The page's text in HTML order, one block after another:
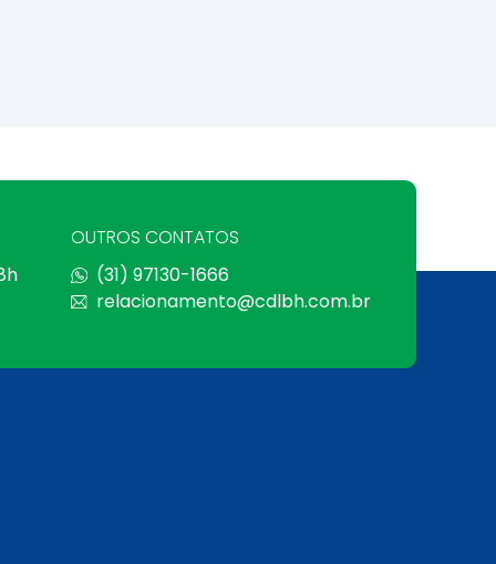
OUTROS CONTATOS
(31) 97130-1666
relacionamento@cdlbh.com.br